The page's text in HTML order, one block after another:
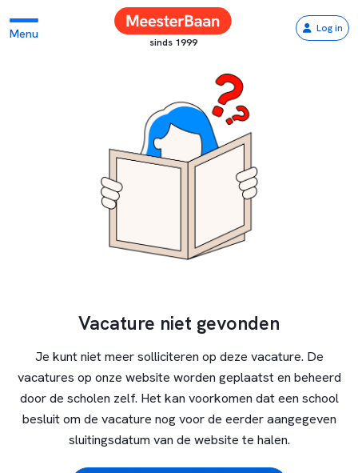
Menu
sinds 1999
Log in
Vacature niet gevonden
Je kunt niet meer solliciteren op deze vacature. De
vacatures op onze website worden geplaatst en beheerd
door de scholen zelf. Het kan voorkomen dat een school
besluit om de vacature nog voor de eerder aangegeven
sluitingsdatum van de website te halen.